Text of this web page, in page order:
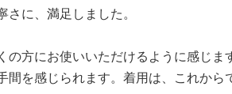
に、満足しました。
方にお使いいただけるように感じま
を感じられます。着用は、これから